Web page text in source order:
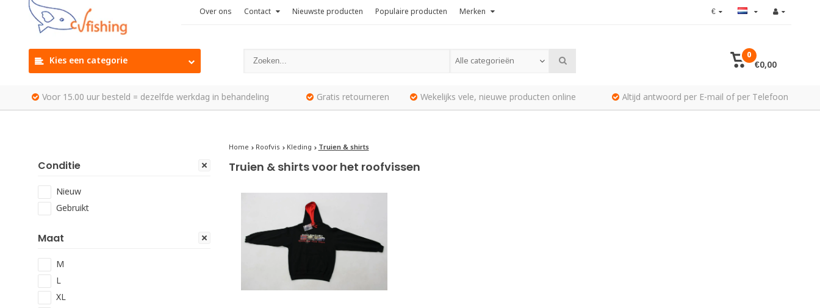
Over ons Contact Nieuwste producten Populaire producten Merken €
Kies een categorie Alle categorieën
0
€0,00
Voor 15.00 uur besteld = dezelfde werkdag in behandeling Gratis retourneren Wekelijks vele, nieuwe producten online Altijd antwoord per E-mail of per Telefoon
Conditie
Nieuw
Gebruikt
Maat
M
L
XL
Home Roofvis Kleding Truien & shirts
Truien & shirts voor het roofvissen